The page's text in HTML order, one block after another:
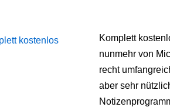
Komplett
nunmehr von
recht
aber sehr